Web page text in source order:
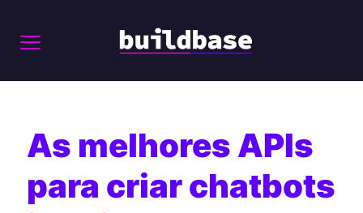
As melhores APIs
para criar chatbots